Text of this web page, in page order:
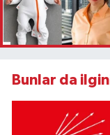
Bunlar da